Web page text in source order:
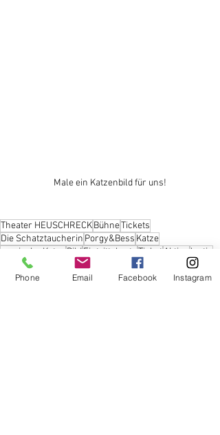
Male ein Katzenbild für uns!
Theater HEUSCHRECKBühneTickets
Die Schatztaucherin Porgy&Bess Katze
magische Katze
BildEintrittskarte Ticket Aktion lustig
Phone Email Facebook Instagram